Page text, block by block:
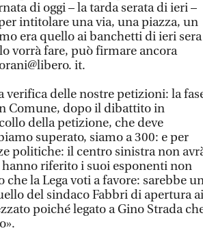
di oggi – la tarda serata di ieri –
intitolare una via, una piazza, un
era quello ai banchetti di ieri sera
vorrà fare, può firmare ancora
it.
verifica delle nostre petizioni: la
Comune, dopo il dibattito in
della petizione, che deve
superato, siamo a 300: e per
politiche: il centro sinistra non
riferito i suoi esponenti non
la Lega voti a favore: sarebbe
del sindaco Fabbri di apertura ai
poiché legato a Gino Strada